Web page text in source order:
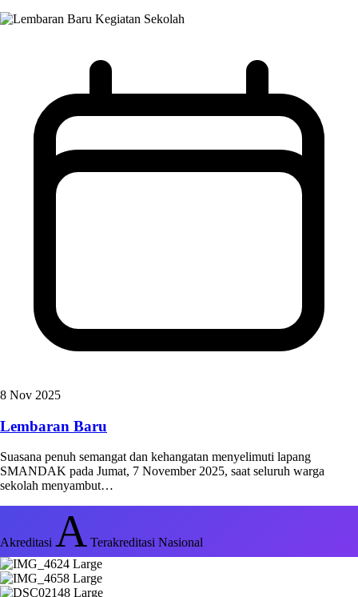
Kegiatan Sekolah
8 Nov 2025
Lembaran Baru
Suasana penuh semangat dan kehangatan menyelimuti lapang
SMANDAK pada Jumat, 7 November 2025, saat seluruh warga
sekolah menyambut…
Akreditasi A Terakreditasi Nasional